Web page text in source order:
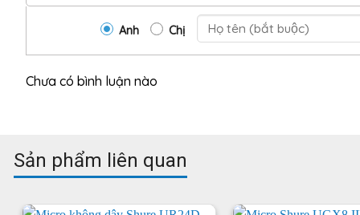
Anh Chị
Chưa có bình luận nào
Sản phẩm liên quan